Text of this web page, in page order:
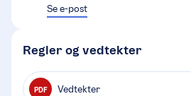
Se e-post
Regler og vedtekter
PDF Vedtekter